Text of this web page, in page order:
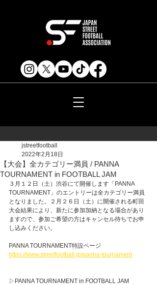
【大会】全カテゴリー満員 / PANNA
TOURNAMENT in FOOTBALL JAM
jstreetfootball
2022年2月18日
３月１２日（土）渋谷にて開催します「PANNA
TOURNAMENT」のエントリーは全カテゴリー満員
となりました。２月２６日（土）に開催される町田
大会結果により、新たに参加加納となる場合があり
ますので、参加ご希望の方はキャンセル待ちでお申
し込みください。
PANNA TOURNAMENT特設ページ
https://www.streetfootball.jp/panna-tournament
▷PANNA TOURNAMENT in FOOTBALL JAM